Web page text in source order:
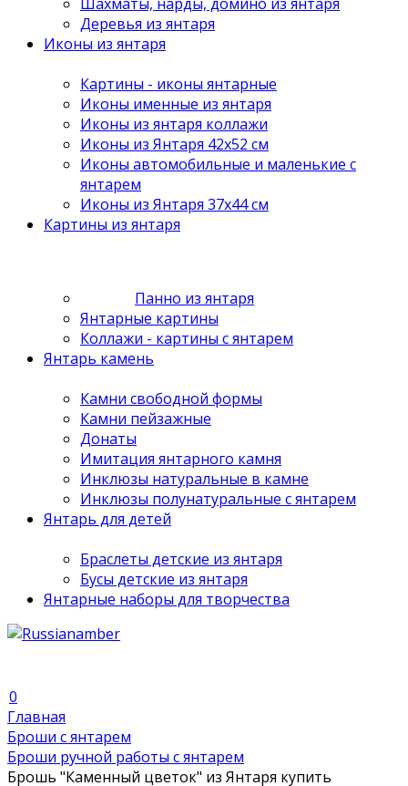
Деревья из янтаря
Иконы из янтаря
Картины - иконы янтарные
Иконы именные из янтаря
Иконы из янтаря коллажи
Иконы из Янтаря 42х52 см
Иконы автомобильные и маленькие с
янтарем
Иконы из Янтаря 37х44 см
Картины из янтаря
Панно из янтаря
Янтарные картины
Коллажи - картины с янтарем
Янтарь камень
Камни свободной формы
Камни пейзажные
Донаты
Имитация янтарного камня
Инклюзы натуральные в камне
Инклюзы полунатуральные с янтарем
Янтарь для детей
Браслеты детские из янтаря
Бусы детские из янтаря
Янтарные наборы для творчества
0
Главная
Броши с янтарем
Броши ручной работы с янтарем
Брошь "Каменный цветок" из Янтаря купить